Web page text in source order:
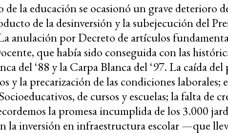
de la educación se ocasionó un grave deterioro
de la desinversión y la subejecución del
anulación por Decreto de artículos
que había sido conseguida con las
del ‘88 y la Carpa Blanca del ‘97. La caída
y la precarización de las condiciones laborales;
de cursos y escuelas; la falta de
la promesa incumplida de los 3.000
la inversión en infraestructura escolar —que